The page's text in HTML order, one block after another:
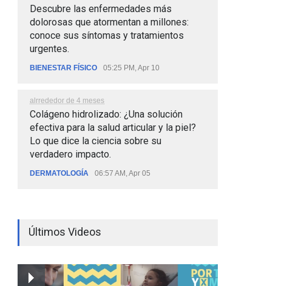
Descubre las enfermedades más
dolorosas que atormentan a millones:
conoce sus síntomas y tratamientos
urgentes.
BIENESTAR FÍSICO 05:25 PM, Apr 10
alrrededor de 4 meses
Colágeno hidrolizado: ¿Una solución
efectiva para la salud articular y la piel?
Lo que dice la ciencia sobre su
verdadero impacto.
DERMATOLOGÍA 06:57 AM, Apr 05
Últimos Videos